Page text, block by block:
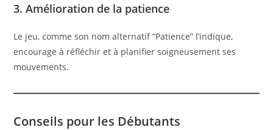
3. Amélioration de la patience
Le jeu, comme son nom alternatif “Patience” l’indique,
encourage à réfléchir et à planifier soigneusement ses
mouvements.
Conseils pour les Débutants